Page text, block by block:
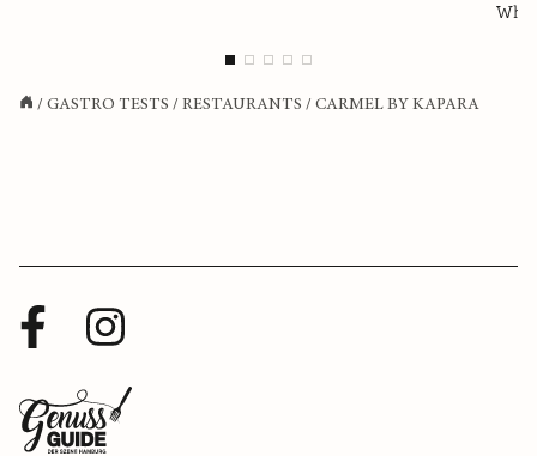
/ GASTRO TESTS / RESTAURANTS / CARMEL BY KAPARA
Facebook
Profil
Instagram
Zurück
zur